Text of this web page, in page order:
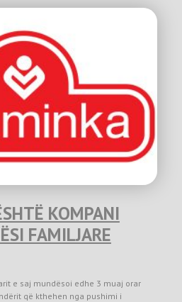
KOMPANI
FAMILJARE
e saj mundësoi edhe 3 muaj orar
që kthehen nga pushimi i